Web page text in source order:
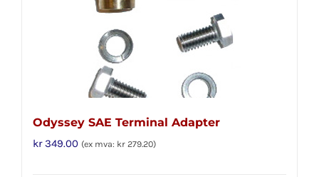
Odyssey SAE Terminal Adapter
kr349.00 (ex mva: kr 279.20)